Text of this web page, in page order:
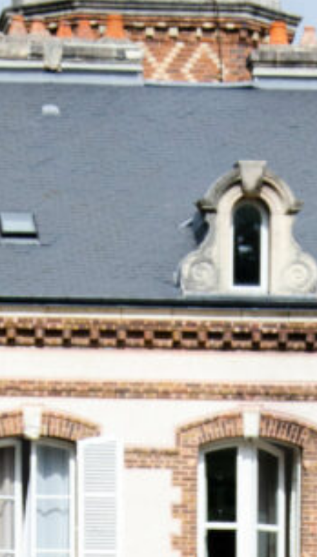
© 2022 Chaise Tinsley – Photography